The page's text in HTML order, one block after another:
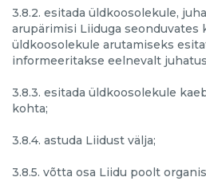
3.8.2. esitada üldkoosolekule,
arupärimisi Liiduga seonduvates
üldkoosolekule arutamiseks
informeeritakse eelnevalt
3.8.3. esitada üldkoosolekule
kohta;
3.8.4. astuda Liidust välja;
3.8.5. võtta osa Liidu poolt